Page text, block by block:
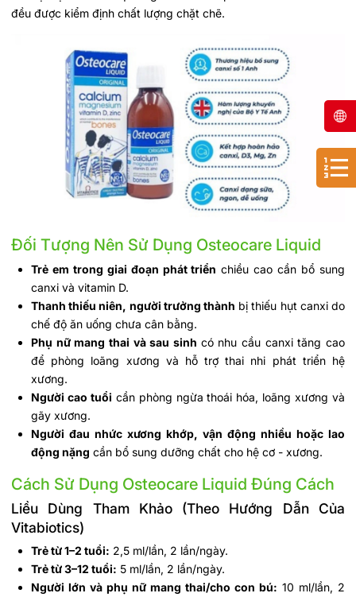
đều được kiểm định chất lượng chặt chẽ.
Đối Tượng Nên Sử Dụng Osteocare Liquid
Trẻ em trong giai đoạn phát triển chiều cao cần bổ sung
canxi và vitamin D.
Thanh thiếu niên, người trưởng thành bị thiếu hụt canxi do
chế độ ăn uống chưa cân bằng.
Phụ nữ mang thai và sau sinh có nhu cầu canxi tăng cao
để phòng loãng xương và hỗ trợ thai nhi phát triển hệ
xương.
Người cao tuổi cần phòng ngừa thoái hóa, loãng xương và
gãy xương.
Người đau nhức xương khớp, vận động nhiều hoặc lao
động nặng cần bổ sung dưỡng chất cho hệ cơ - xương.
Cách Sử Dụng Osteocare Liquid Đúng Cách
Liều Dùng Tham Khảo (Theo Hướng Dẫn Của
Vitabiotics)
Trẻ từ 1–2 tuổi: 2,5 ml/lần, 2 lần/ngày.
Trẻ từ 3–12 tuổi: 5 ml/lần, 2 lần/ngày.
Người lớn và phụ nữ mang thai/cho con bú: 10 ml/lần, 2